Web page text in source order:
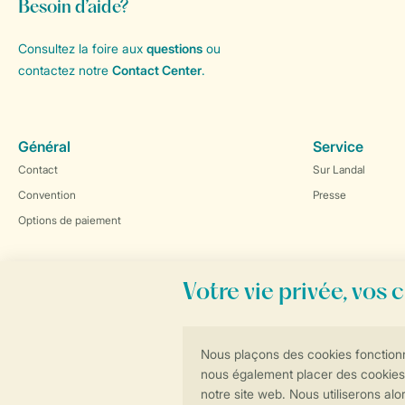
Besoin d’aide?
Consultez la foire aux questions ou
contactez notre Contact Center.
Général
Contact
Convention
Options de paiement
Service
Sur Landal
Presse